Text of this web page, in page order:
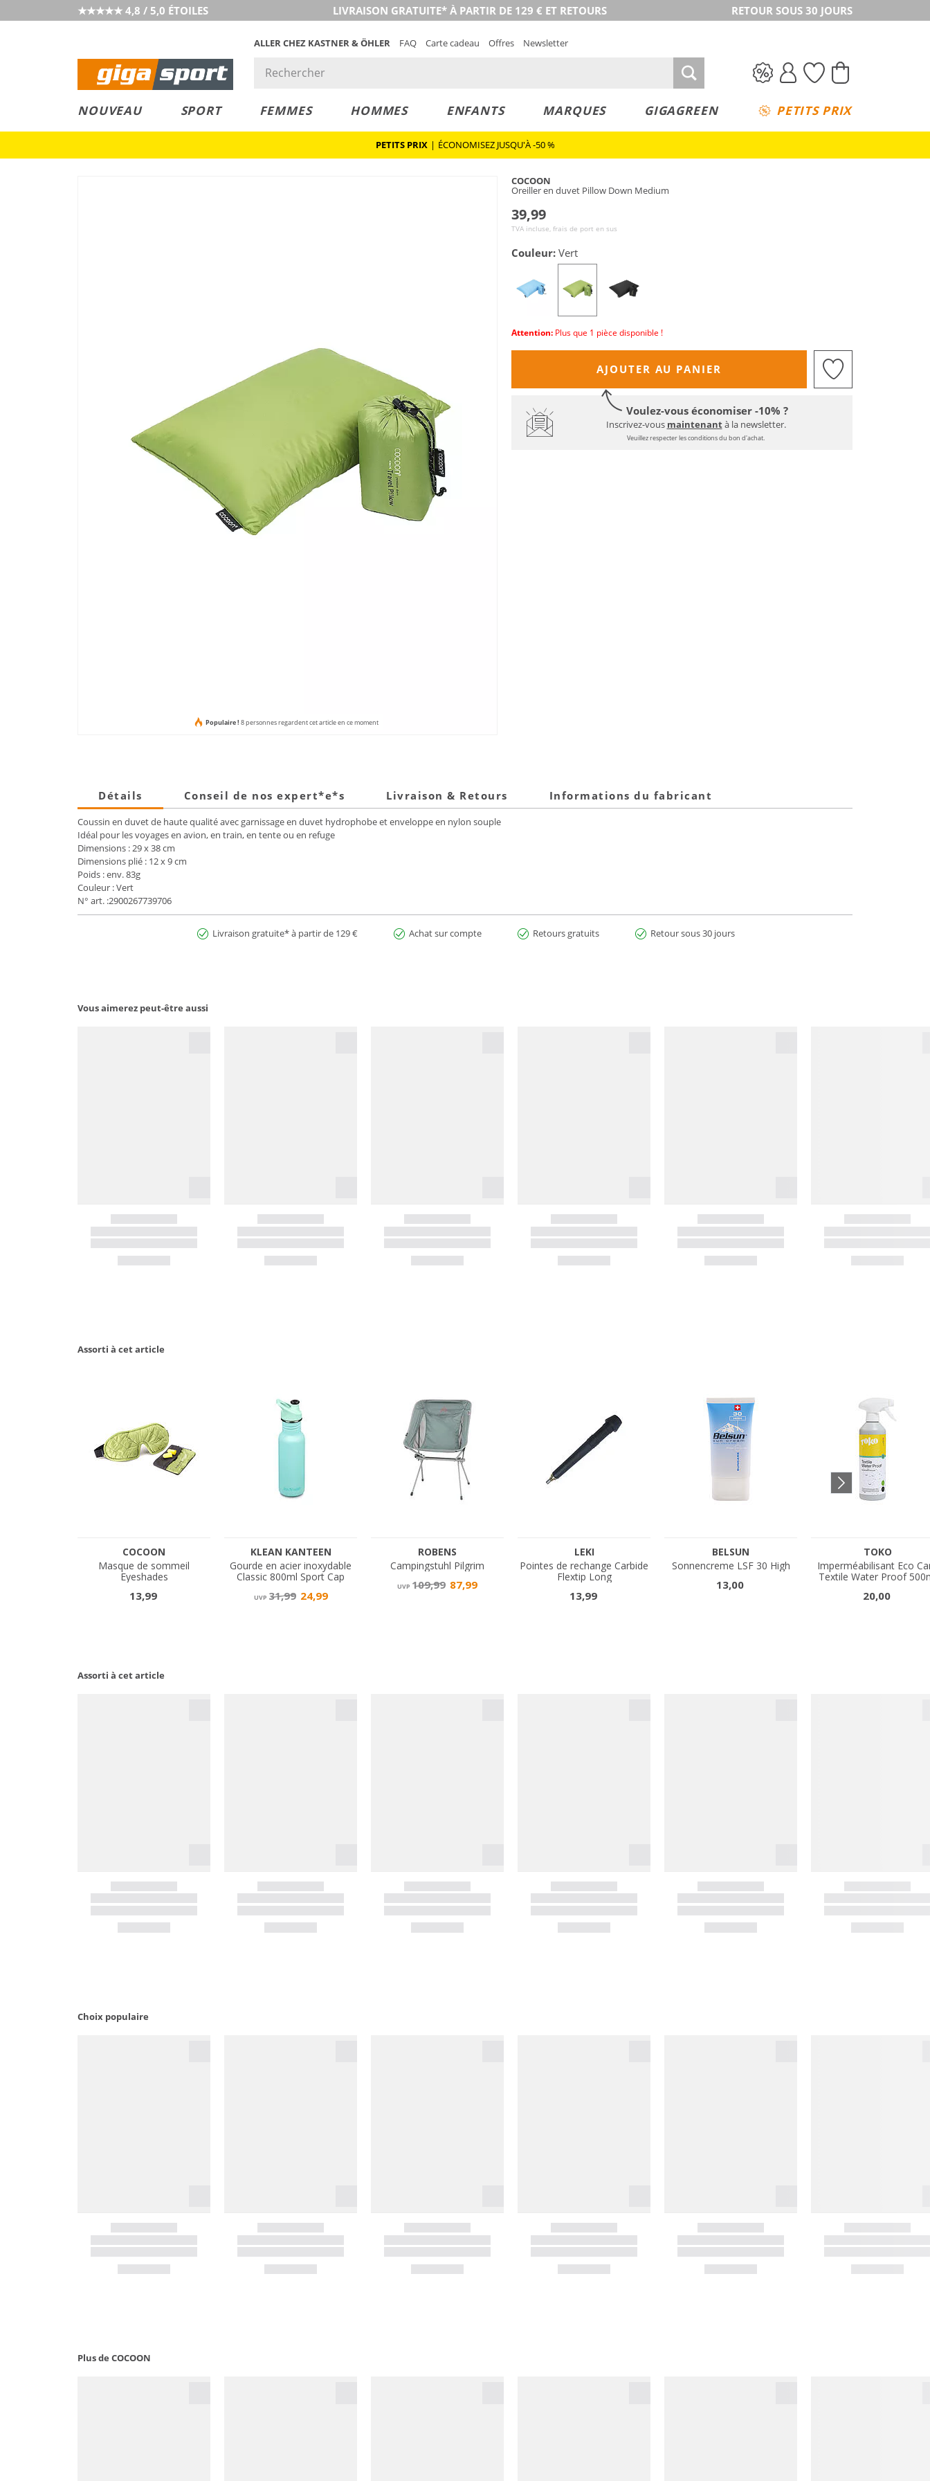
★★★★★ 4,8 / 5,0 ÉTOILES LIVRAISON GRATUITE* À PARTIR DE 129 € ET RETOURS RETOUR SOUS 30 JOURS
ALLER CHEZ KASTNER & ÖHLER FAQ Carte cadeau Offres Newsletter
NOUVEAU SPORT FEMMES HOMMES ENFANTS MARQUES GIGAGREEN PETITS PRIX
PETITS PRIX | ÉCONOMISEZ JUSQU'À -50 %
Populaire ! 8 personnes regardent cet article en ce moment
COCOON
Oreiller en duvet Pillow Down Medium
39,99
TVA incluse, frais de port en sus
Couleur: Vert
Attention: Plus que 1 pièce disponible !
AJOUTER AU PANIER
Voulez-vous économiser -10% ?
Inscrivez-vous maintenantà la newsletter.
Veuillez respecter les conditions du bon d'achat.
Détails Conseil de nos expert*e*s Livraison & Retours Informations du fabricant
Coussin en duvet de haute qualité avec garnissage en duvet hydrophobe et enveloppe en nylon souple
Idéal pour les voyages en avion, en train, en tente ou en refuge
Dimensions : 29 x 38 cm
Dimensions plié : 12 x 9 cm
Poids : env. 83g
Couleur : Vert
N° art. :2900267739706
Livraison gratuite* à partir de 129 € Achat sur compte Retours gratuits Retour sous 30 jours
Vous aimerez peut-être aussi
Assorti à cet article
Assorti à cet article
Choix populaire
Plus de COCOON